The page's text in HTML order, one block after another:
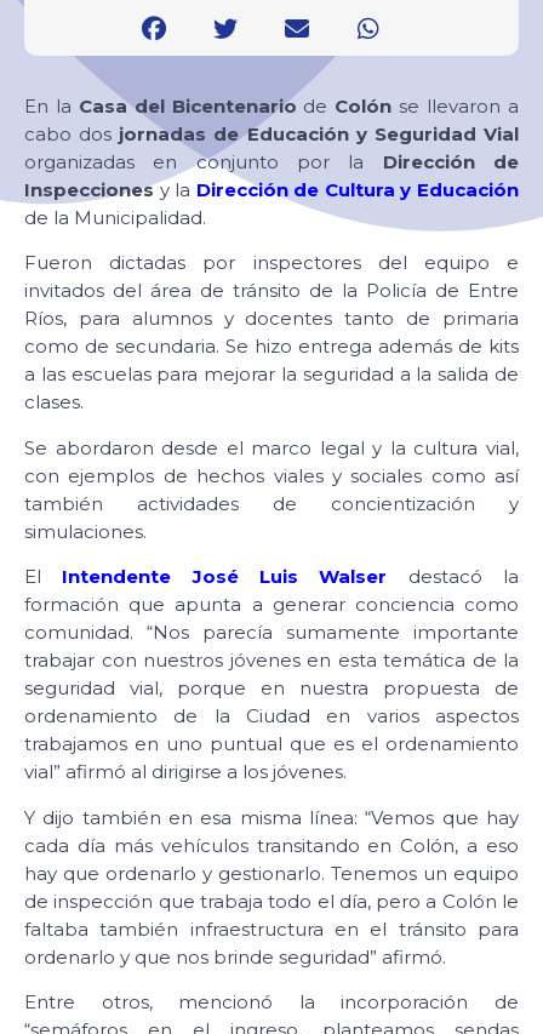
En la Casa del Bicentenario de Colón se llevaron a
cabo dos jornadas de Educación y Seguridad Vial
organizadas en conjunto por la Dirección de
Inspeccionesy la Dirección de Cultura y Educación
de la Municipalidad.
Fueron dictadas por inspectores del equipo e
invitados del área de tránsito de la Policía de Entre
Ríos, para alumnos y docentes tanto de primaria
como de secundaria. Se hizo entrega además de kits
a las escuelas para mejorar la seguridad a la salida de
clases.
Se abordaron desde el marco legal y la cultura vial,
con ejemplos de hechos viales y sociales como así
también actividades de concientización y
simulaciones.
El Intendente José Luis Walser destacó la
formación que apunta a generar conciencia como
comunidad. “Nos parecía sumamente importante
trabajar con nuestros jóvenes en esta temática de la
seguridad vial, porque en nuestra propuesta de
ordenamiento de la Ciudad en varios aspectos
trabajamos en uno puntual que es el ordenamiento
vial” afirmó al dirigirse a los jóvenes.
Y dijo también en esa misma línea: “Vemos que hay
cada día más vehículos transitando en Colón, a eso
hay que ordenarlo y gestionarlo. Tenemos un equipo
de inspección que trabaja todo el día, pero a Colón le
faltaba también infraestructura en el tránsito para
ordenarlo y que nos brinde seguridad” afirmó.
Entre otros, mencionó la incorporación de